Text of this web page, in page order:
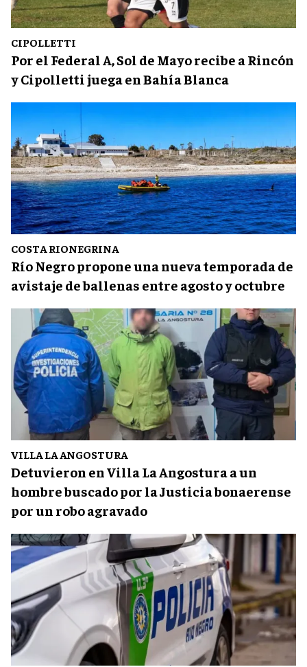
CIPOLLETTI
Por el Federal A, Sol de Mayo recibe a Rincón
y Cipolletti juega en Bahía Blanca
COSTA RIONEGRINA
Río Negro propone una nueva temporada de
avistaje de ballenas entre agosto y octubre
VILLA LA ANGOSTURA
Detuvieron en Villa La Angostura a un
hombre buscado por la Justicia bonaerense
por un robo agravado